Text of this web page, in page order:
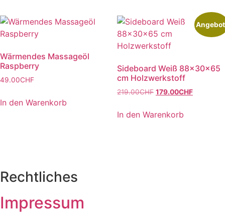
Wärmendes Massageöl
Raspberry
49.00CHF
In den Warenkorb
Sideboard Weiß 88x30x65
cm Holzwerkstoff
219.00CHF Ursprünglicher
war:
179.00CHFAktueller
In den Warenkorb
Rechtliches
Impressum